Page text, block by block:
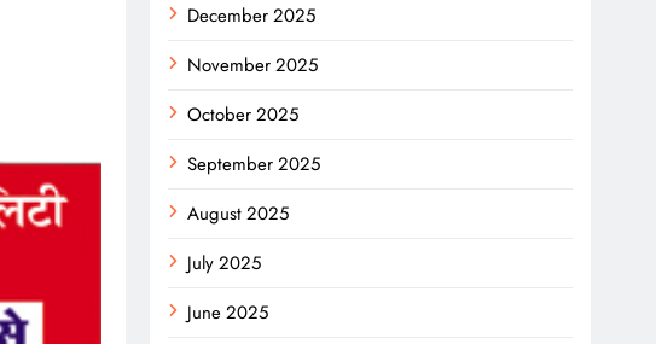
December 2025
November 2025
October 2025
September 2025
August 2025
July 2025
June 2025